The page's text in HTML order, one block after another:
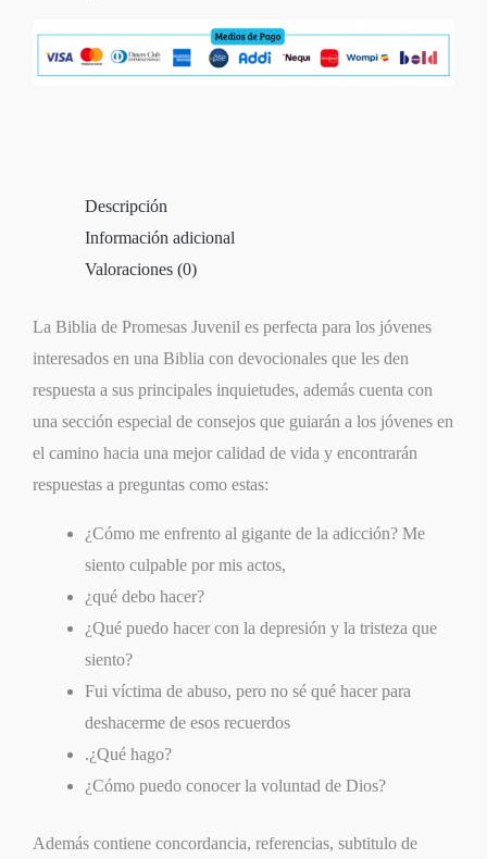
Descripción
Información adicional
Valoraciones (0)
La Biblia de Promesas Juvenil es perfecta para los jóvenes
interesados en una Biblia con devocionales que les den
respuesta a sus principales inquietudes, además cuenta con
una sección especial de consejos que guiarán a los jóvenes en
el camino hacia una mejor calidad de vida y encontrarán
respuestas a preguntas como estas:
¿Cómo me enfrento al gigante de la adicción? Me
siento culpable por mis actos,
¿qué debo hacer?
¿Qué puedo hacer con la depresión y la tristeza que
siento?
Fui víctima de abuso, pero no sé qué hacer para
deshacerme de esos recuerdos
.¿Qué hago?
¿Cómo puedo conocer la voluntad de Dios?
Además contiene concordancia, referencias, subtitulo de